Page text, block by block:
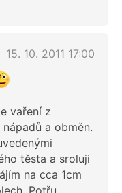
15. 10. 2011 17:00
vaření z
a obměn.
těsta a sroluji
na cca 1cm
Potřu